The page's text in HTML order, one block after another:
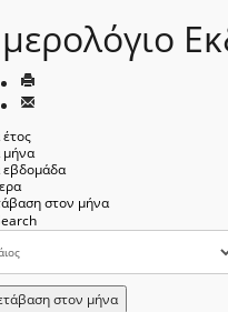
στον μήνα
στον μήνα